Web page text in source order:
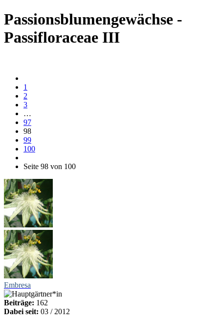
Passionsblumengewächse -
Passifloraceae III
1
2
3
…
97
98
99
100
Seite 98 von 100
Embresa
Beiträge: 162
Dabei seit: 03 / 2012